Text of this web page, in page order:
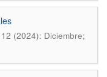
(2024): Diciembre;